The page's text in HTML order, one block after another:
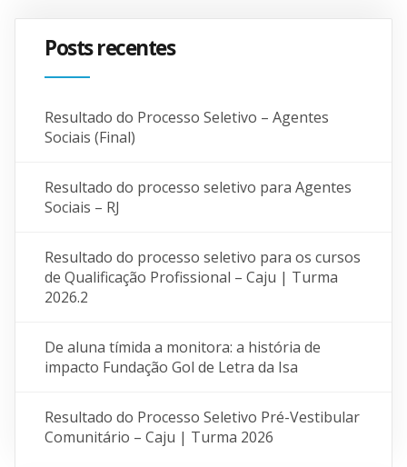
Posts recentes
Resultado do Processo Seletivo – Agentes
Sociais (Final)
Resultado do processo seletivo para Agentes
Sociais – RJ
Resultado do processo seletivo para os cursos
de Qualificação Profissional – Caju | Turma
2026.2
De aluna tímida a monitora: a história de
impacto Fundação Gol de Letra da Isa
Resultado do Processo Seletivo Pré-Vestibular
Comunitário – Caju | Turma 2026